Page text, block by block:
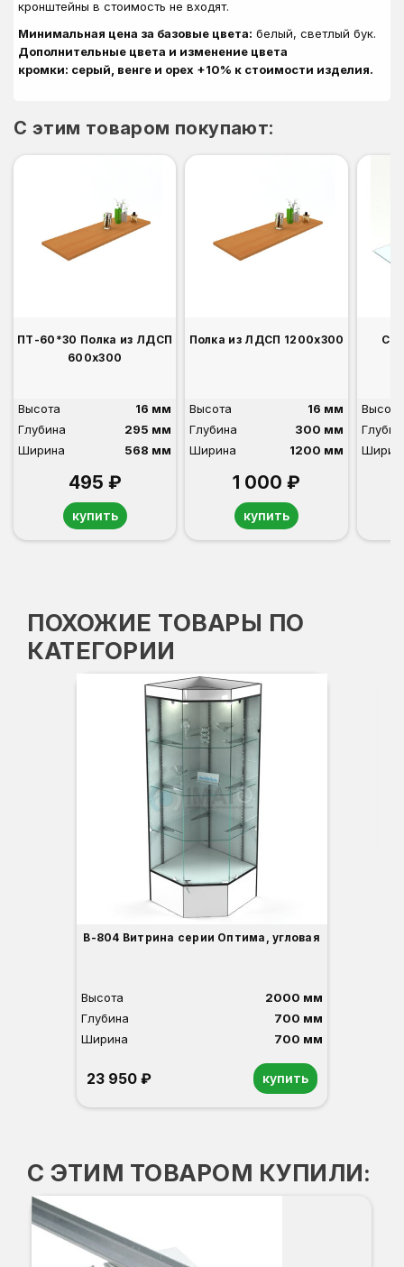
кронштейны в стоимость не входят.
Минимальная цена за базовые цвета: белый, светлый бук.
Дополнительные цвета и изменение цвета
кромки: серый, венге и орех +10% к стоимости изделия.
C этим товаром покупают:
ПТ-60*30 Полка из ЛДСП
600х300
Высота
16 мм
Глубина
295 мм
Ширина
568 мм
495 ₽
купить
Полка из ЛДСП 1200х300
Высота
16 мм
Глубина
300 мм
Ширина
1200 мм
1 000 ₽
купить
Высота
ПОХОЖИЕ ТОВАРЫ ПО
КАТЕГОРИИ
В-804 Витрина серии Оптима, угловая
Высота
2000 мм
Глубина
700 мм
Ширина
700 мм
23 950 ₽ купить
С ЭТИМ ТОВАРОМ КУПИЛИ: